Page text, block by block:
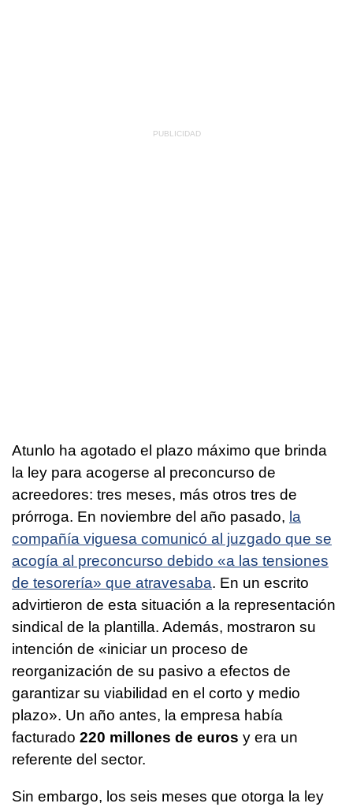
Atunlo ha agotado el plazo máximo que brinda
la ley para acogerse al preconcurso de
acreedores: tres meses, más otros tres de
prórroga. En noviembre del año pasado, la
compañía viguesa comunicó al juzgado que se
acogía al preconcurso debido «a las tensiones
de tesorería» que atravesaba. En un escrito
advirtieron de esta situación a la representación
sindical de la plantilla. Además, mostraron su
intención de «iniciar un proceso de
reorganización de su pasivo a efectos de
garantizar su viabilidad en el corto y medio
plazo». Un año antes, la empresa había
facturado 220 millones de euros y era un
referente del sector.
Sin embargo, los seis meses que otorga la ley